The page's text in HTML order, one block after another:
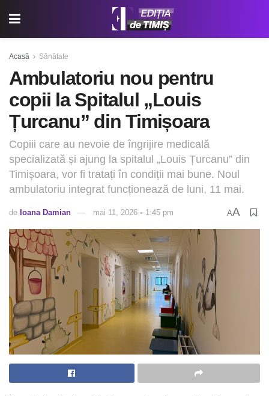
Acasă Sănătate
Ambulatoriu nou pentru
copii la Spitalul „Louis
Țurcanu” din Timișoara
Copiii care au nevoie de îngrijire medicală
specializată și ajung la spitalul „Louis Țurcanu” din
Timișoara, vor fi tratați în condiții mai bune. Noul
ambulatoriu integrat funcționează de luni, 11 mai.
de Ioana Damian mai 11, 2026 ◦ 1:45 pm AA